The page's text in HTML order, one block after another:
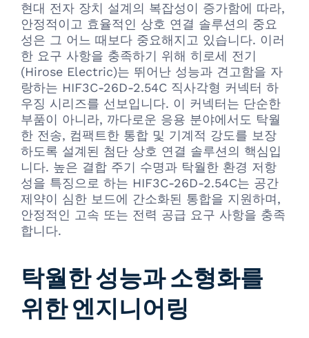
현대 전자 장치 설계의 복잡성이 증가함에 따라,
안정적이고 효율적인 상호 연결 솔루션의 중요
성은 그 어느 때보다 중요해지고 있습니다. 이러
한 요구 사항을 충족하기 위해 히로세 전기
(Hirose Electric)는 뛰어난 성능과 견고함을 자
랑하는 HIF3C-26D-2.54C 직사각형 커넥터 하
우징 시리즈를 선보입니다. 이 커넥터는 단순한
부품이 아니라, 까다로운 응용 분야에서도 탁월
한 전송, 컴팩트한 통합 및 기계적 강도를 보장
하도록 설계된 첨단 상호 연결 솔루션의 핵심입
니다. 높은 결합 주기 수명과 탁월한 환경 저항
성을 특징으로 하는 HIF3C-26D-2.54C는 공간
제약이 심한 보드에 간소화된 통합을 지원하며,
안정적인 고속 또는 전력 공급 요구 사항을 충족
합니다.
탁월한 성능과 소형화를
위한 엔지니어링